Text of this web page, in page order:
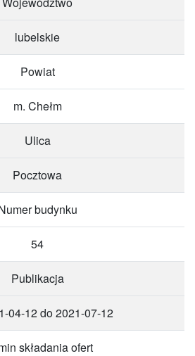
lubelskie
Powiat
m. Chełm
Ulica
Pocztowa
budynku
54
Publikacja
04-12 do 2021-07-12
składania ofert